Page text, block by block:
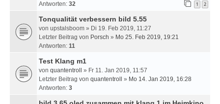
Antworten: 32 1 2
Tonqualität verbessern bild 5.55
von upstalsboom » Di 19. Feb 2019, 11:27
Letzter Beitrag von Porsch » Mo 25. Feb 2019, 19:21
Antworten: 11
Test Klang m1
von quantentroll
» Fr 11. Jan 2019, 11:57
Letzter Beitrag von quantentroll » Mo 14. Jan 2019, 16:28
Antworten: 3